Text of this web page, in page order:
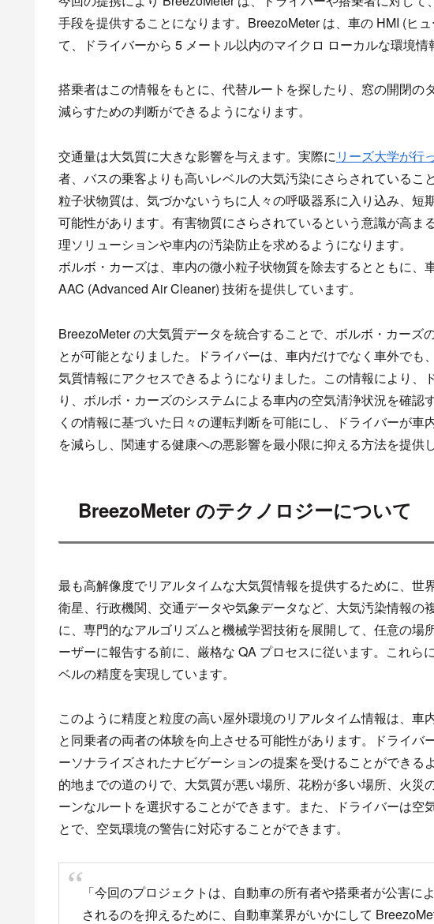
手段を提供することになります。BreezoMeter は、車の HMI (ヒ
て、ドライバーから 5 メートル以内のマイクロ ローカルな環境情
搭乗者はこの情報をもとに、代替ルートを探したり、窓の開閉の
減らすための判断ができるようになります。
交通量は大気質に大きな影響を与えます。実際にリーズ大学が行
者、バスの乗客よりも高いレベルの大気汚染にさらされているこ
粒子状物質は、気づかないうちに人々の呼吸器系に入り込み、短
可能性があります。有害物質にさらされているという意識が高ま
理ソリューションや車内の汚染防止を求めるようになります。
ボルボ・カーズは、車内の微小粒子状物質を除去するとともに、
AAC (Advanced Air Cleaner) 技術を提供しています。
BreezoMeter の大気質データを統合することで、ボルボ・カーズ
とが可能となりました。ドライバーは、車内だけでなく車外で
気質情報にアクセスできるようになりました。この情報により、
り、ボルボ・カーズのシステムによる車内の空気清浄状況を確
くの情報に基づいた日々の運転判断を可能にし、ドライバーが
を減らし、関連する健康への悪影響を最小限に抑える方法を提供し
BreezoMeter のテクノロジーについて
最も高解像度でリアルタイムな大気質情報を提供するために、世
衛星、行政機関、交通データや気象データなど、大気汚染情報の
に、専門的なアルゴリズムと機械学習技術を展開して、任意の
ーザーに報告する前に、厳格な QA プロセスに従います。これら
ベルの精度を実現しています。
このように精度と粒度の高い屋外環境のリアルタイム情報は、
と同乗者の両者の体験を向上させる可能性があります。ドライ
ーソナライズされたナビゲーションの提案を受けることができる
的地までの道のりで、大気質が悪い場所、花粉が多い場所、火災
ーンなルートを選択することができます。また、ドライバーは空
とで、空気環境の警告に対応することができます。
「今回のプロジェクトは、自動車の所有者や搭乗者が公害に
されるのを抑えるために、自動車業界がいかにして